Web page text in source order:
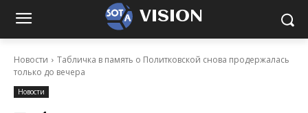
VISION
Новости
Табличка в память о Политковской снова продержалась
только до вечера
Новости